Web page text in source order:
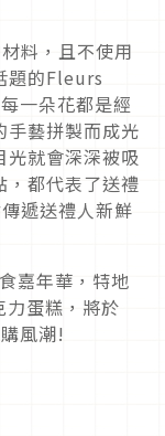
料，且不使用
題的Fleurs
一朵花都是經
手藝拼製而成光
光就會深深被吸
，都代表了送禮
遞送禮人新鮮
嘉年華，特地
蛋糕，將於
風潮!